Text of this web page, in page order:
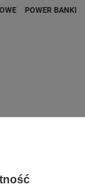
POWER BANKI